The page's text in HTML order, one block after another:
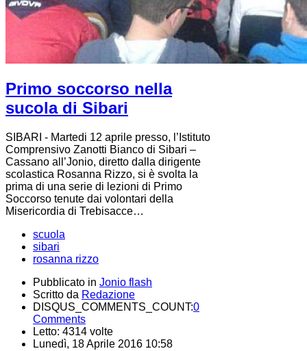
Primo soccorso nella
sucola di Sibari
SIBARI - Martedi 12 aprile presso, l’Istituto
Comprensivo Zanotti Bianco di Sibari –
Cassano all’Jonio, diretto dalla dirigente
scolastica Rosanna Rizzo, si è svolta la
prima di una serie di lezioni di Primo
Soccorso tenute dai volontari della
Misericordia di Trebisacce…
scuola
sibari
rosanna rizzo
Pubblicato in Jonio flash
Scritto da Redazione
DISQUS_COMMENTS_COUNT:0
Comments
Letto: 4314 volte
Lunedì, 18 Aprile 2016 10:58